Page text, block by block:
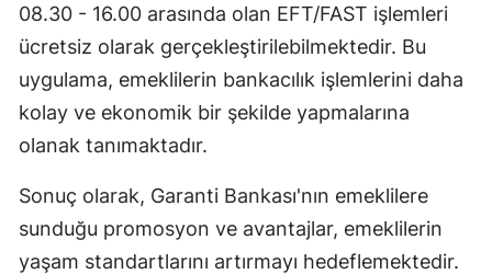
Şırnak
Bartın
Ardahan
Yalova
Karabük
08.30 - 16.00 arasında olan EFT/FAST işlemleri
ücretsiz olarak gerçekleştirilebilmektedir. Bu
uygulama, emeklilerin bankacılık işlemlerini daha
kolay ve ekonomik bir şekilde yapmalarına
olanak tanımaktadır.
Sonuç olarak, Garanti Bankası'nın emeklilere
sunduğu promosyon ve avantajlar, emeklilerin
yaşam standartlarını artırmayı hedeflemektedir.